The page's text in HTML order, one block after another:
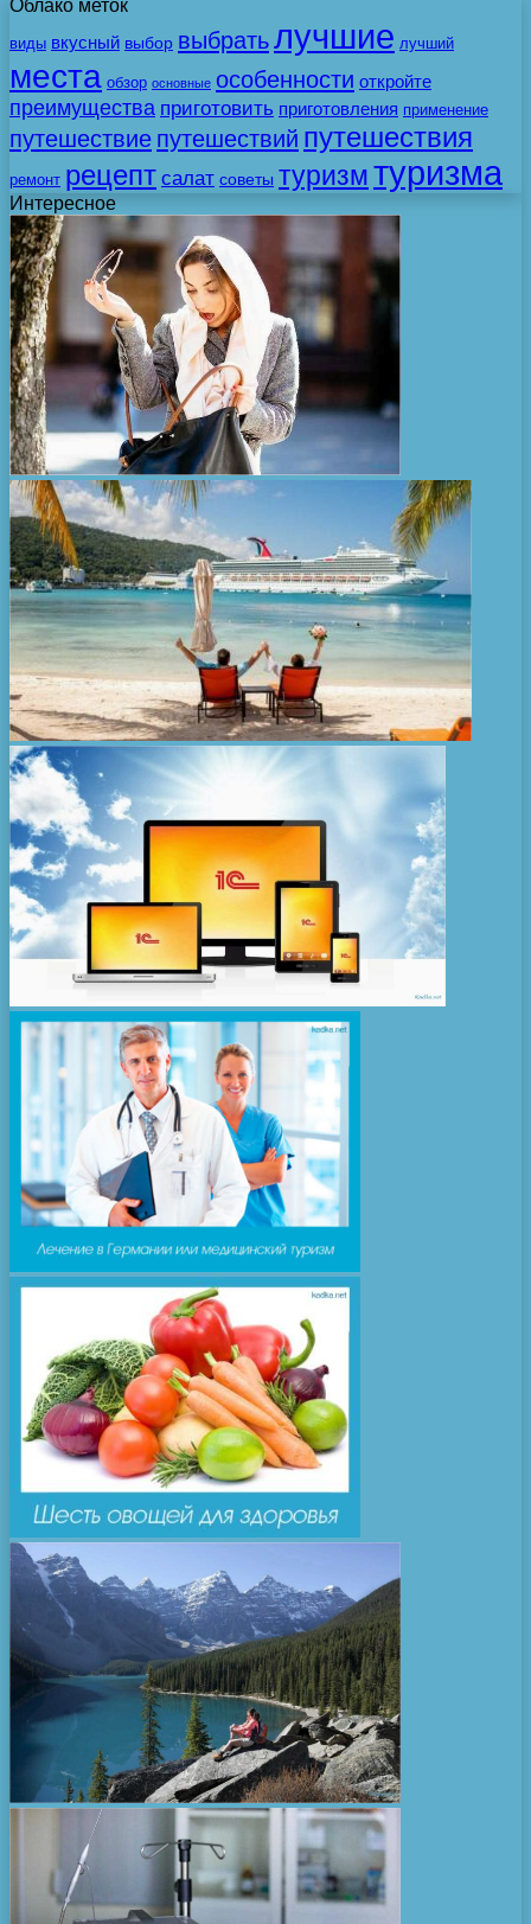
Облако меток
виды вкусный выбор выбратьлучшие лучший
места обзор основные особенности откройте
преимущества приготовить приготовления применение
путешествие путешествий путешествия
ремонт рецепт салат советы туризмтуризма
Интересное